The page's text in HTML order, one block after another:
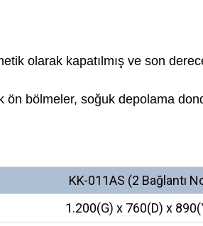
olarak kapatılmış ve son
bölmeler, soğuk depolama
KK-011AS (2 Bağlantı
1.200(G) x 760(D) x